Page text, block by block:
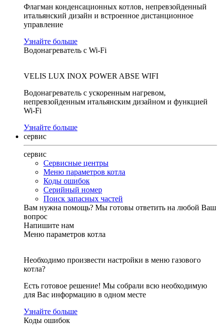
Флагман конденсационных котлов, непревзойденный
итальянский дизайн и встроенное дистанционное
управление
Узнайте больше
Водонагреватель с Wi-Fi
VELIS LUX INOX POWER ABSE WIFI
Водонагреватель с ускоренным нагревом,
непревзойденным итальянским дизайном и функцией
Wi-Fi
Узнайте больше
сервис
сервис
Сервисные центры
Меню параметров котла
Коды ошибок
Серийный номер
Поиск запасных частей
Вам нужна помощь? Мы готовы ответить на любой Ваш
вопрос
Напишите нам
Меню параметров котла
Необходимо произвести настройки в меню газового
котла?
Есть готовое решение! Мы собрали всю необходимую
для Вас информацию в одном месте
Узнайте больше
Коды ошибок